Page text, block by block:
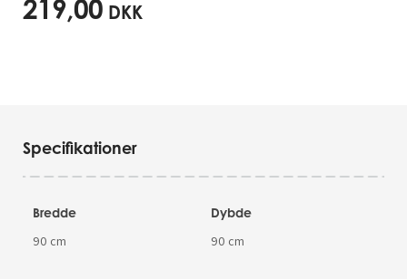
219,00 DKK
Specifikationer
Bredde
90 cm
Dybde
90 cm